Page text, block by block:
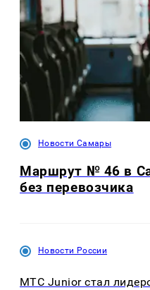
Новости Самары
Маршрут № 46 в
без перевозчика
Новости России
МТС Junior стал